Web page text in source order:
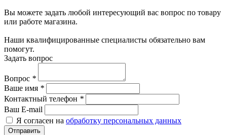
Вы можете задать любой интересующий вас вопрос по товару
или работе магазина.
Наши квалифицированные специалисты обязательно вам
помогут.
Задать вопрос
Вопрос *
Ваше имя *
Контактный телефон *
Ваш E-mail
Я согласен на обработку персональных данных
Отправить